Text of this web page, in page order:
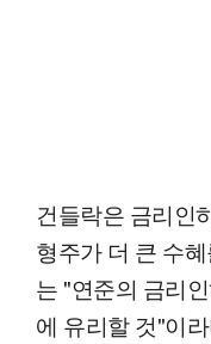
건들락은 금리인
형주가 더 큰 수
는 "연준의 금리
에 유리할 것"이